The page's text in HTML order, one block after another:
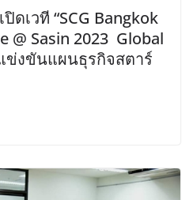
ดเวที “SCG Bangkok
@ Sasin 2023 Global
ข่งขันแผนธุรกิจสตาร์